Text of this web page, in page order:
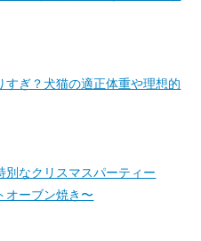
すぎ？犬猫の適正体重や理想的
別なクリスマスパーティー
オーブン焼き〜